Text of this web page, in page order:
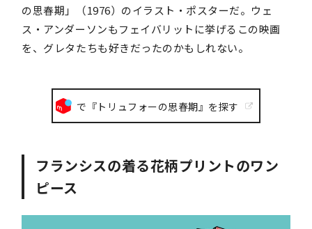
の思春期」（1976）のイラスト・ポスターだ。ウェ
ス・アンダーソンもフェイバリットに挙げるこの映画
を、グレタたちも好きだったのかもしれない。
で『トリュフォーの思春期』を探す
フランシスの着る花柄プリントのワン
ピース